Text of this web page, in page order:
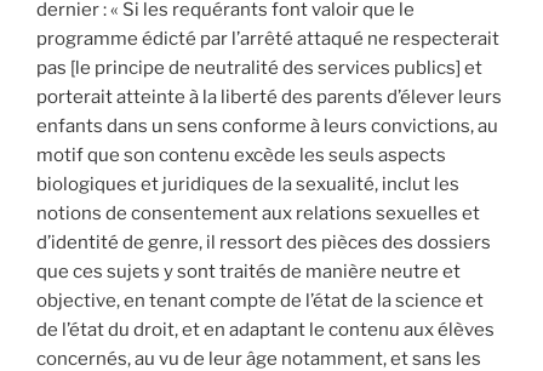
dernier : « Si les requérants font valoir que le
programme édicté par l’arrêté attaqué ne respecterait
pas [le principe de neutralité des services publics] et
porterait atteinte à la liberté des parents d’élever leurs
enfants dans un sens conforme à leurs convictions, au
motif que son contenu excède les seuls aspects
biologiques et juridiques de la sexualité, inclut les
notions de consentement aux relations sexuelles et
d’identité de genre, il ressort des pièces des dossiers
que ces sujets y sont traités de manière neutre et
objective, en tenant compte de l’état de la science et
de l’état du droit, et en adaptant le contenu aux élèves
concernés, au vu de leur âge notamment, et sans les